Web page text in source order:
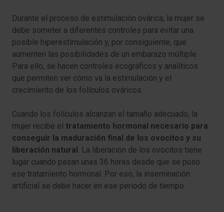
Durante el proceso de estimulación ovárica, la mujer se
debe someter a diferentes controles para evitar una
posible hiperestimulación y, por consiguiente, que
aumenten las posibilidades de un embarazo múltiple.
Para ello, se hacen controles ecográficos y analíticos
que permiten ver cómo va la estimulación y el
crecimiento de los folículos ováricos.
Cuando los folículos alcanzan el tamaño adecuado, la
mujer recibe el tratamiento hormonal necesario para
conseguir la maduración final de los ovocitos y su
liberación natural . La liberación de los ovocitos tiene
lugar cuando pasan unas 36 horas desde que se puso
ese tratamiento hormonal. Por eso, la inseminación
artificial se debe hacer en ese periodo de tiempo.